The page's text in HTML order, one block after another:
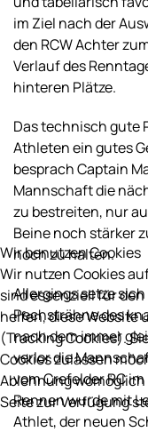
im Ziel nach der
den RCW Achter
Verlauf des
hinteren Plätze.
Das technisch gute
Athleten ein gutes
besprach Captain
Mannschaft die
zu bestreiten, nur
Beine noch stärker
hoch zu halten.
Allergings setze
Pechsträhne des
nach dem immer
verlor die
vom Crefelder RC
Rennen wurde mit
Athlet, der neuen
Wir benutzen Cookies
Wir nutzen Cookies
sind essenziell für
helfen, diese Website
(Tracking Cookies).
Cookies zulassen
Ablehnung
Seite zur Verfügung